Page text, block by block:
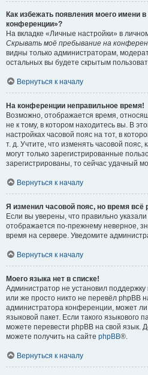
Как избежать появления моего имени
конференции»?
На вкладке «Личные настройки» в
Скрывать моё пребывание на
видны только администраторам,
остальных вы будете скрытым
Вернуться к началу
На конференции неправильное время!
Возможно, отображается время,
не к тому, в котором находитесь вы. В
настройках часовой пояс на тот, в
т. д. Учтите, что изменять часовой пояс,
могут только зарегистрированные
зарегистрированы, то сейчас удачный
Вернуться к началу
Я изменил часовой пояс, но время всё
Если вы уверены, что правильно
отображается по-прежнему неверное,
время на сервере. Уведомите
Вернуться к началу
Моего языка нет в списке!
Администратор не установил
или же просто никто не перевёл phpBB
администратора конференции, может
языковой пакет. Если такого языкового
можете перевести phpBB на свой
можете получить на сайте phpBB®.
Вернуться к началу